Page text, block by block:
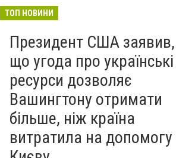
ТОП НОВИНИ
Президент США заявив,
що угода про українські
ресурси дозволяє
Вашингтону отримати
більше, ніж країна
витратила на допомогу